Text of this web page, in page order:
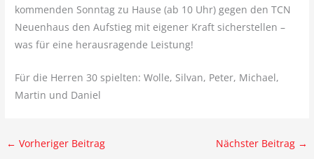
kommenden Sonntag zu Hause (ab 10 Uhr) gegen den TCN
Neuenhaus den Aufstieg mit eigener Kraft sicherstellen –
was für eine herausragende Leistung!
Für die Herren 30 spielten: Wolle, Silvan, Peter, Michael,
Martin und Daniel
← Vorheriger Beitrag Nächster Beitrag →